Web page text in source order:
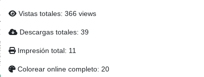
Vistas totales: 366 views
Descargas totales: 39
Impresión total: 11
Colorear online completo: 20